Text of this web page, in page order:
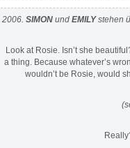
2006. SIMON und EMILYstehen
Look at Rosie. Isn’t she
a thing. Because whatever’s
wouldn’t be Rosie, would